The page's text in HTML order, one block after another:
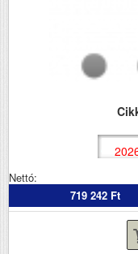
Nettó:
719 242 Ft